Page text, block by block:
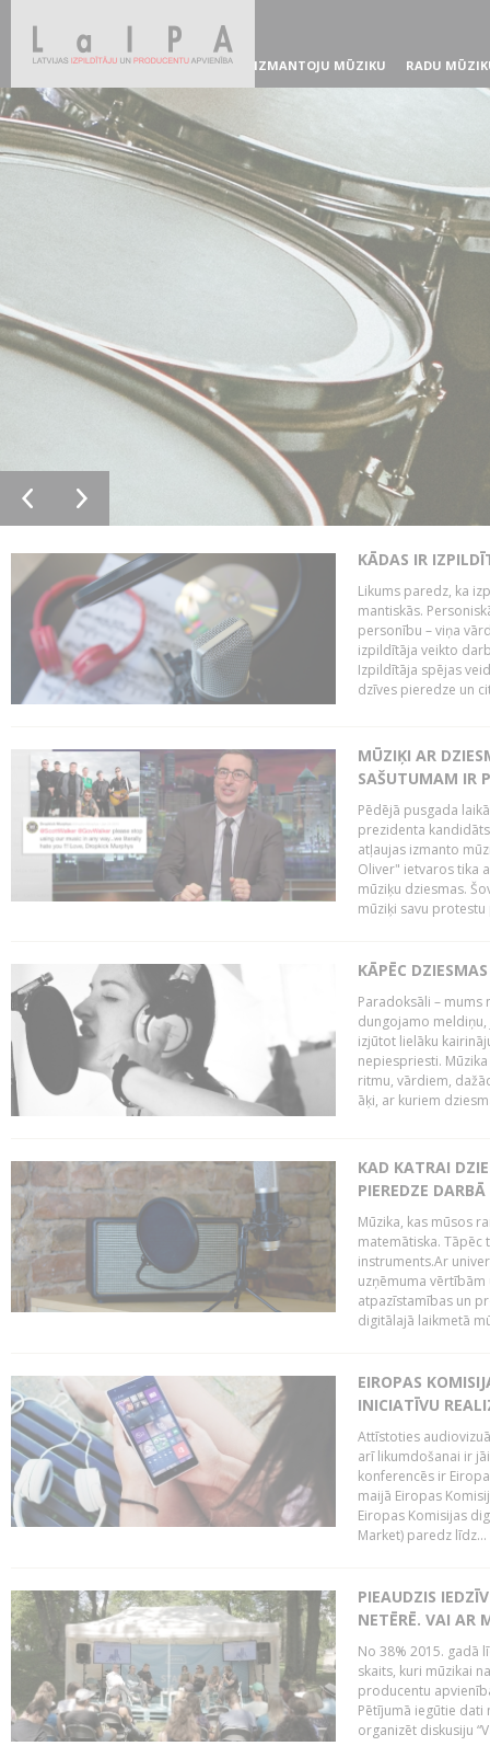
IZMANTOJU MŪZIKU RADU
KĀDAS IR
Likums paredz, ka
mantiskās.
personību – viņa
izpildītāja veikto
Izpildītāja spējas
dzīves pieredze un
MŪZIĶI AR
SAŠUTUMAM IR
Pēdējā pusgada
prezidenta
atļaujas izmanto
Oliver" ietvaros tika
mūziķu dziesmas.
mūziķi savu
KĀPĒC
Paradoksāli – mums
dungojamo
izjūtot lielāku
nepiespriesti.
ritmu, vārdiem,
āķi, ar kuriem
KAD KATRAI
PIEREDZE
Mūzika, kas mūsos
matemātiska. Tāpēc
instruments.Ar
uzņēmuma
atpazīstamības un
digitālajā laikmetā
EIROPAS
INICIATĪVU
Attīstoties
arī likumdošanai ir
konferencēs ir
maijā Eiropas
Eiropas Komisijas
Market) paredz līdz...
PIEAUDZIS
NETĒRĒ. VAI AR
No 38% 2015. gadā
skaits, kuri mūzikai
producentu
Pētījumā iegūtie dati
organizēt diskusiju